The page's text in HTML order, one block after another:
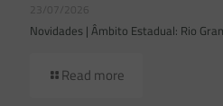
23/07/2026
Novidades | Âmbito Estadual: Rio
Read more